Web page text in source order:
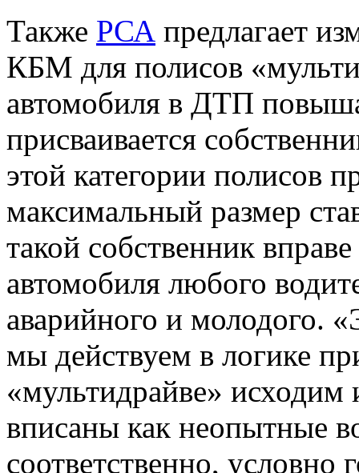
Также РСА предлагает
КБМ для полисов
автомобиля в ДТП
присваивается
этой категории полисов
максимальный размер
такой собственник
автомобиля любого
аварийного и молодого.
мы действуем в логике
«мультидрайве» исходим
вписаны как неопытные
соответственно,